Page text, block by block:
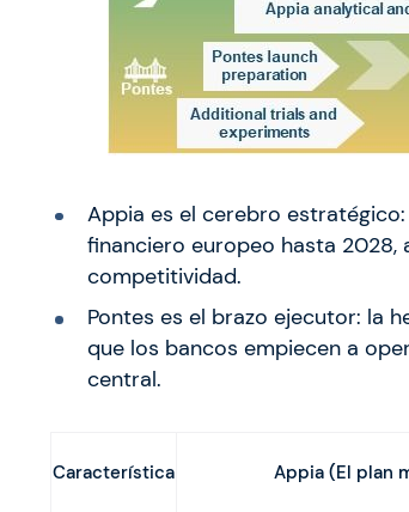
Appia es el cerebro
financiero europeo hasta 2028,
competitividad.
Pontes es el brazo ejecutor: la
que los bancos empiecen a
central.
Característica Appia (El plan